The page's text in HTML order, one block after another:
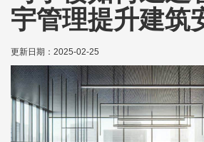
宇管理提升建筑
更新日期： 2025-02-25